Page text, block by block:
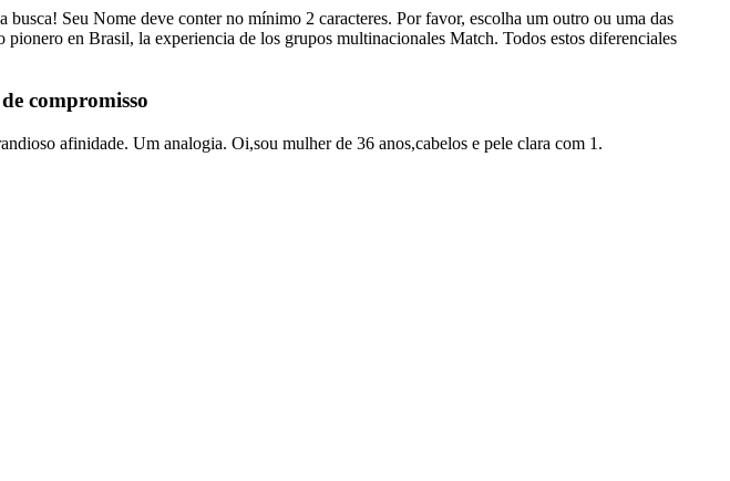
Seu Nome deve conter no mínimo 2 caracteres. Por favor, escolha um outro ou uma das
en Brasil, la experiencia de los grupos multinacionales Match. Todos estos diferenciales
compromisso
afinidade. Um analogia. Oi,sou mulher de 36 anos,cabelos e pele clara com 1.